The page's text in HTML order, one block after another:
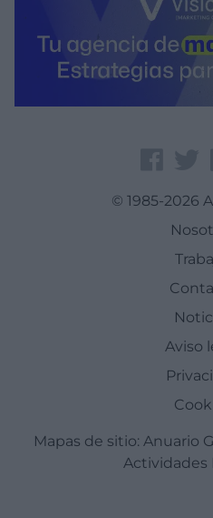
© 1985-2026
Aviso
Mapas de sitio: Anuario
Actividades